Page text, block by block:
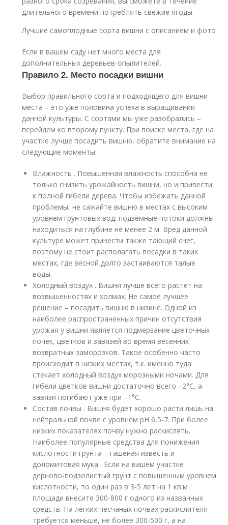
длительного времени потреблять свежие ягоды.
Лучшие самоплодные сорта вишни с описанием и фото
Если в вашем саду нет много места для
дополнительных деревьев-опылителей.
Правило 2. Место посадки вишни
Выбор правильного сорта и подходящего для вишни
места – это уже половина успеха в выращивании
данной культуры. С сортами мы уже разобрались –
перейдем ко второму пункту. При поиске места, где на
участке лучше посадить вишню, обратите внимание на
следующие моменты:
Влажность . Повышенная влажность способна не
только снизить урожайность вишни, но и привести
к полной гибели дерева. Чтобы избежать данной
проблемы, не сажайте вишню в местах с высоким
уровнем грунтовых вод: подземные потоки должны
находиться на глубине не менее 2 м. Вред данной
культуре может принести также тающий снег,
поэтому не стоит располагать посадки в таких
местах, где весной долго застаиваются талые
воды.
Холодный воздух . Вишня лучше всего растет на
возвышенностях и холмах. Не самое лучшее
решение – посадить вишню в низине. Одной из
наиболее распространенных причин отсутствия
урожая у вишни является подмерзание цветочных
почек, цветков и завязей во время весенних
возвратных заморозков. Такое особенно часто
происходит в низких местах, т.к. именно туда
стекает холодный воздух морозными ночами. Для
гибели цветков вишни достаточно всего –2°С, а
завязи погибают уже при –1°С.
Состав почвы . Вишня будет хорошо расти лишь на
нейтральной почве с уровнем pH 6,5-7. При более
низких показателях почву нужно раскислять.
Наиболее популярные средства для понижения
кислотности грунта – гашеная известь и
доломитовая мука . Если на вашем участке
дерново-подзолистый грунт с повышенным уровнем
кислотности, то один раз в 3-5 лет на 1 кв.м
площади внесите 300-800 г одного из названных
средств. На легких песчаных почвах раскислителя
требуется меньше, не более 300-500 г, а на